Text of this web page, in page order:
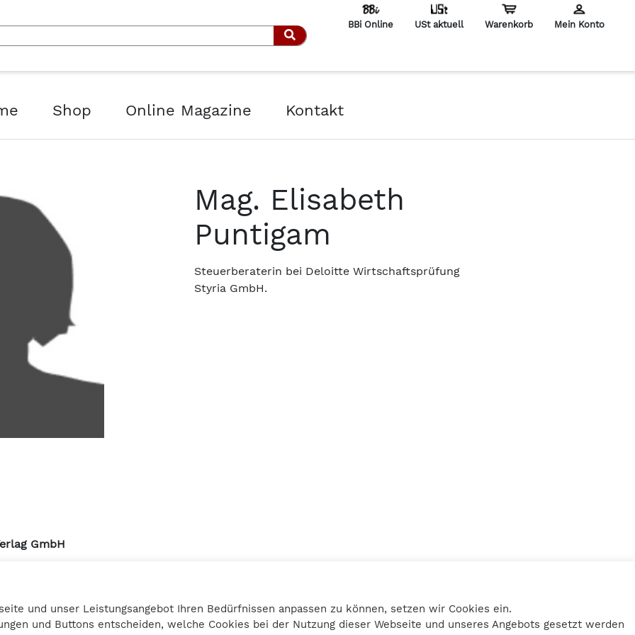
Suchen
BBi Online USt aktuell Warenkorb Mein Konto
Shop Online Magazine Kontakt
Mag. Elisabeth
Puntigam
Steuerberaterin bei Deloitte Wirtschaftsprüfung
Styria GmbH.
GmbH
25 12
Datenschutz
Kontakt
und unser Leistungsangebot Ihren Bedürfnissen anpassen zu können, setzen wir Cookies ein.
und Buttons entscheiden, welche Cookies bei der Nutzung dieser Webseite und unseres Angebots gesetzt werden